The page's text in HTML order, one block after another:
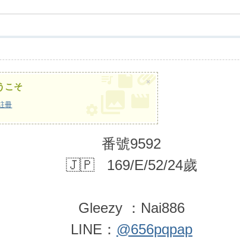
こそ
冊
×
番號9592
🇯🇵 169/E/52/24歲
Gleezy ：Nai886
LINE： @656pqpap